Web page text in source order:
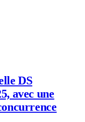
DS
avec une